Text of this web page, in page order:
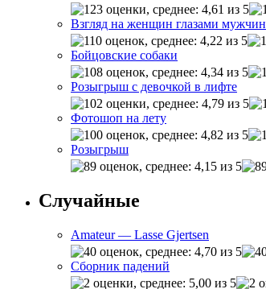
Взгляд на женщин глазами мужчин
Бойцовские собаки
Розыгрыш с девочкой в лифте
Фотошоп на лету
Розыгрыш
Случайные
Amateur — Lasse Gjertsen
Сборник падений